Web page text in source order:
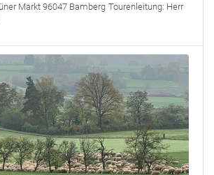
Markt 96047 Bamberg Tourenleitung: Herr